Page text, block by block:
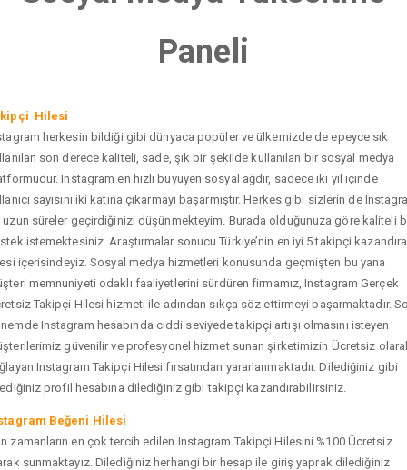
Paneli
Hilesi
herkesin bildiği gibi dünyaca popüler ve ülkemizde de epeyce sık
son derece kaliteli, sade, şık bir şekilde kullanılan bir sosyal medya
Instagram en hızlı büyüyen sosyal ağdır, sadece iki yıl içinde
sayısını iki katına çıkarmayı başarmıştır. Herkes gibi sizlerin de
uzun süreler geçirdiğinizi düşünmekteyim. Burada olduğunuza göre kaliteli
istemektesiniz. Araştırmalar sonucu Türkiye’nin en iyi 5 takipçi
içerisindeyiz. Sosyal medya hizmetleri konusunda geçmişten bu yana
memnuniyeti odaklı faaliyetlerini sürdüren firmamız, Instagram Gerçek
Takipçi Hilesi hizmeti ile adından sıkça söz ettirmeyi başarmaktadır.
Instagram hesabında ciddi seviyede takipçi artışı olmasını isteyen
güvenilir ve profesyonel hizmet sunan şirketimizin Ücretsiz
Instagram Takipçi Hilesi fırsatından yararlanmaktadır. Dilediğiniz gibi
profil hesabına dilediğiniz gibi takipçi kazandırabilirsiniz.
Beğeni Hilesi
zamanların en çok tercih edilen Instagram Takipçi Hilesini %100 Ücretsiz
sunmaktayız. Dilediğiniz herhangi bir hesap ile giriş yaprak dilediğiniz